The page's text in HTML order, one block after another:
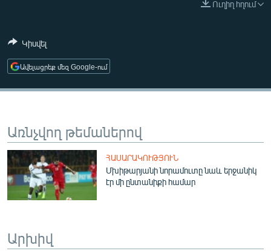
ՄԵԿՆԱԲԱՆՈՒԹՅՈՒՆ
ԱՐԽԻՎ
ՏԵՍԱՆՅՈՒԹԵՐ
ԲԱՆԱՎԵՃ
Ուղիղ հղում
Կիսվել
Ավելացրեք մեզ Google-ում
Առնչվող թեմաներով
ՀԱՍԱՐԱԿՈՒԹՅՈՒՆ
Մխիթարյանի նորամուտը նաև երջանիկ
էր մի ընտանիքի համար
Արխիվ